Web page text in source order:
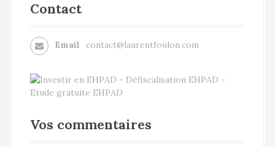
Contact
Email contact@laurentfoulon.com
Vos commentaires